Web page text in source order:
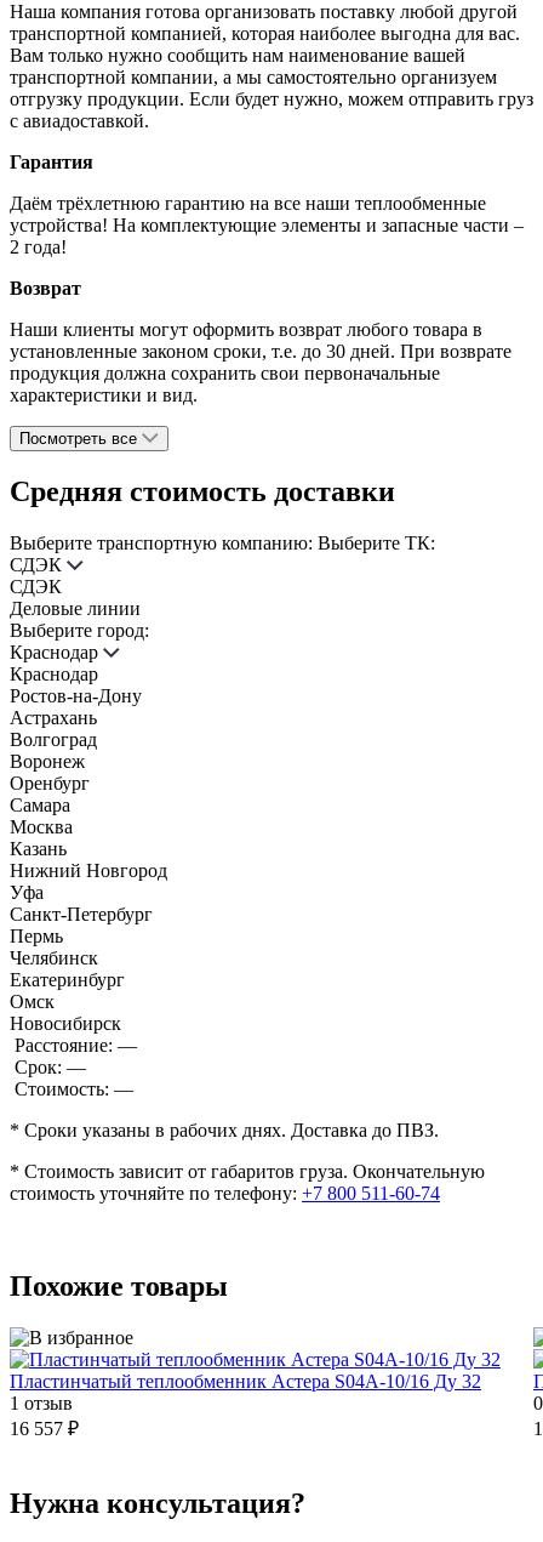
Наша компания готова организовать поставку любой другой
транспортной компанией, которая наиболее выгодна для вас.
Вам только нужно сообщить нам наименование вашей
транспортной компании, а мы самостоятельно организуем
отгрузку продукции. Если будет нужно, можем отправить груз
с авиадоставкой.
Гарантия
Даём трёхлетнюю гарантию на все наши теплообменные
устройства! На комплектующие элементы и запасные части –
2 года!
Возврат
Наши клиенты могут оформить возврат любого товара в
установленные законом сроки, т.е. до 30 дней. При возврате
продукция должна сохранить свои первоначальные
характеристики и вид.
Посмотреть все
Средняя стоимость доставки
Выберите транспортную компанию: Выберите ТК:
СДЭК
СДЭК
Деловые линии
Выберите город:
Краснодар
Краснодар
Ростов-на-Дону
Астрахань
Волгоград
Воронеж
Оренбург
Самара
Москва
Казань
Нижний Новгород
Уфа
Санкт-Петербург
Пермь
Челябинск
Екатеринбург
Омск
Новосибирск
Расстояние: —
Срок: —
Стоимость: —
* Сроки указаны в рабочих днях. Доставка до ПВЗ.
* Стоимость зависит от габаритов груза. Окончательную
стоимость уточняйте по телефону: +7 800 511-60-74
Похожие товары
Пластинчатый теплообменник Астера S04A-10/16 Ду 32
1 отзыв
16 557 ₽
Нужна консультация?